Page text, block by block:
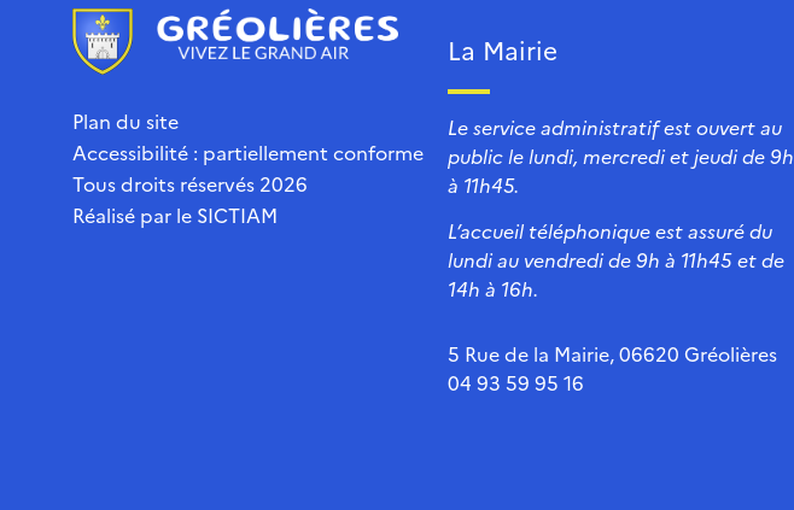
Plan du site
Accessibilité : partiellement conforme
Tous droits réservés 2026
Réalisé par le SICTIAM
La Mairie
Le service administratif est ouvert au
public le lundi, mercredi et jeudi de 9h
à 11h45.
L’accueil téléphonique est assuré du
lundi au vendredi de 9h à 11h45 et de
14h à 16h.
5 Rue de la Mairie, 06620 Gréolières
04 93 59 95 16